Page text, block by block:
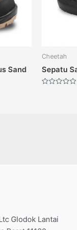
Sand
Cheetah
Sepatu
Glodok Lantai